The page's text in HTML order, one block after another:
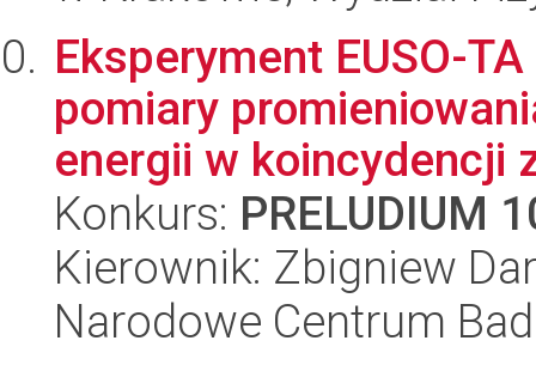
Eksperyment EUSO-
pomiary
energii w koincydencji
Konkurs: PRELUDIUM
Kierownik: Zbigniew
Narodowe Centrum